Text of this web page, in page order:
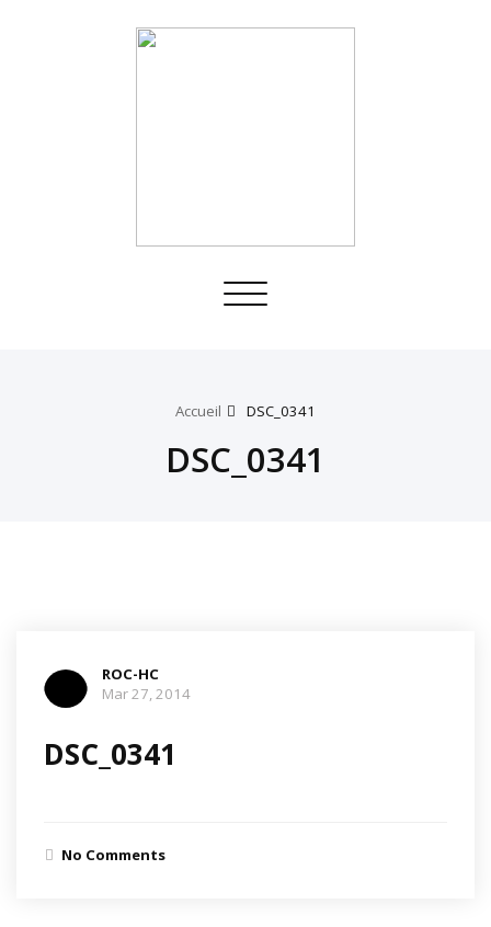
Toggle
Accueil DSC_0341
DSC_0341
ROC-HC
Mar 27, 2014
DSC_0341
No Comments